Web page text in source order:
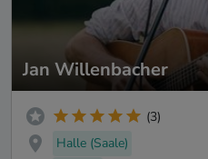
Jan Willenbacher
(3)
Halle (Saale)